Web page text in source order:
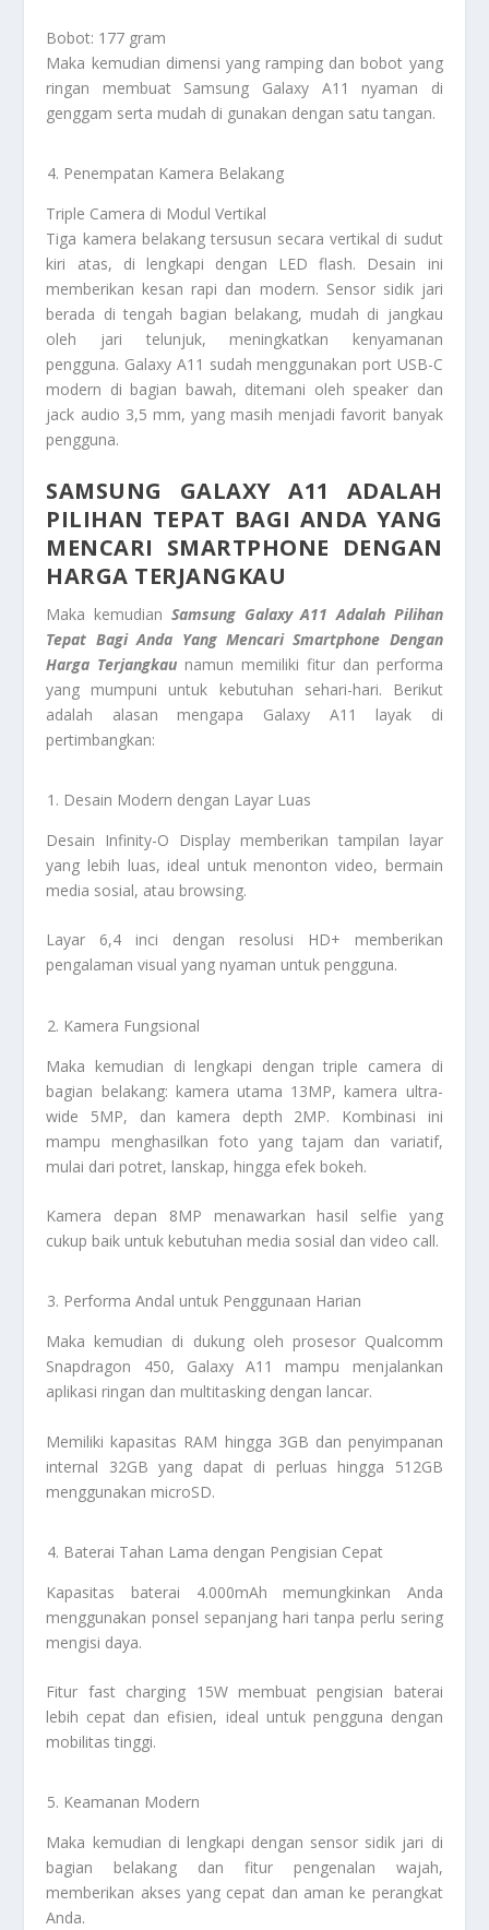
Bobot: 177 gram
Maka kemudian dimensi yang ramping dan bobot yang
ringan membuat Samsung Galaxy A11 nyaman di
genggam serta mudah di gunakan dengan satu tangan.
Penempatan Kamera Belakang
Triple Camera di Modul Vertikal
Tiga kamera belakang tersusun secara vertikal di sudut
kiri atas, di lengkapi dengan LED flash. Desain ini
memberikan kesan rapi dan modern. Sensor sidik jari
berada di tengah bagian belakang, mudah di jangkau
oleh jari telunjuk, meningkatkan kenyamanan
pengguna. Galaxy A11 sudah menggunakan port USB-C
modern di bagian bawah, ditemani oleh speaker dan
jack audio 3,5 mm, yang masih menjadi favorit banyak
pengguna.
SAMSUNG GALAXY A11 ADALAH
PILIHAN TEPAT BAGI ANDA YANG
MENCARI SMARTPHONE DENGAN
HARGA TERJANGKAU
Maka kemudian Samsung Galaxy A11 Adalah Pilihan
Tepat Bagi Anda Yang Mencari Smartphone Dengan
Harga Terjangkau namun memiliki fitur dan performa
yang mumpuni untuk kebutuhan sehari-hari. Berikut
adalah alasan mengapa Galaxy A11 layak di
pertimbangkan:
Desain Modern dengan Layar Luas
Desain Infinity-O Display memberikan tampilan layar
yang lebih luas, ideal untuk menonton video, bermain
media sosial, atau browsing.
Layar 6,4 inci dengan resolusi HD+ memberikan
pengalaman visual yang nyaman untuk pengguna.
Kamera Fungsional
Maka kemudian di lengkapi dengan triple camera di
bagian belakang: kamera utama 13MP, kamera ultra-
wide 5MP, dan kamera depth 2MP. Kombinasi ini
mampu menghasilkan foto yang tajam dan variatif,
mulai dari potret, lanskap, hingga efek bokeh.
Kamera depan 8MP menawarkan hasil selfie yang
cukup baik untuk kebutuhan media sosial dan video call.
Performa Andal untuk Penggunaan Harian
Maka kemudian di dukung oleh prosesor Qualcomm
Snapdragon 450, Galaxy A11 mampu menjalankan
aplikasi ringan dan multitasking dengan lancar.
Memiliki kapasitas RAM hingga 3GB dan penyimpanan
internal 32GB yang dapat di perluas hingga 512GB
menggunakan microSD.
Baterai Tahan Lama dengan Pengisian Cepat
Kapasitas baterai 4.000mAh memungkinkan Anda
menggunakan ponsel sepanjang hari tanpa perlu sering
mengisi daya.
Fitur fast charging 15W membuat pengisian baterai
lebih cepat dan efisien, ideal untuk pengguna dengan
mobilitas tinggi.
Keamanan Modern
Maka kemudian di lengkapi dengan sensor sidik jari di
bagian belakang dan fitur pengenalan wajah,
memberikan akses yang cepat dan aman ke perangkat
Anda.